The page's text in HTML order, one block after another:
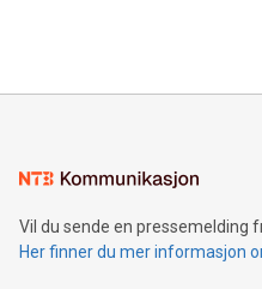
Vil du sende en pressemelding
Her finner du mer informasjon